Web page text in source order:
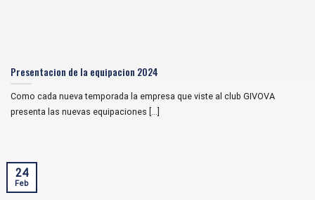
Presentacion de la equipacion 2024
Como cada nueva temporada la empresa que viste al club GIVOVA
presenta las nuevas equipaciones [...]
24
Feb